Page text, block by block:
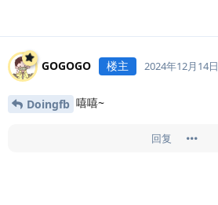
GOGOGO 楼主 2024年12月14日
Doingfb 嘻嘻~
回复